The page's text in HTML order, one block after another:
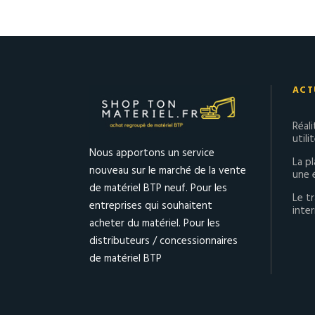
Nous apportons un service
nouveau sur le marché de la vente
de matériel BTP neuf. Pour les
entreprises qui souhaitent
acheter du matériel. Pour les
distributeurs / concessionnaires
de matériel BTP
La
une
Le